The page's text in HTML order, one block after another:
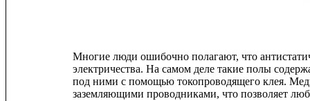
Многие люди ошибочно полагают, что
электричества. На самом деле такие полы
под ними с помощью токопроводящего клея.
заземляющими проводниками, что позволяет